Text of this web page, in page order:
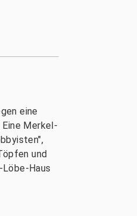
eine
Merkel-
und
Haus